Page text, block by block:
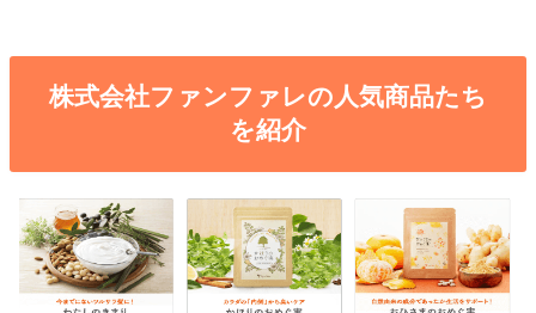
株式会社ファンファレの人気商品たち
を紹介